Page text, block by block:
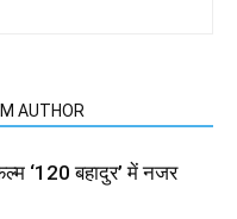
AUTHOR
‘120 बहादुर’ में नजर